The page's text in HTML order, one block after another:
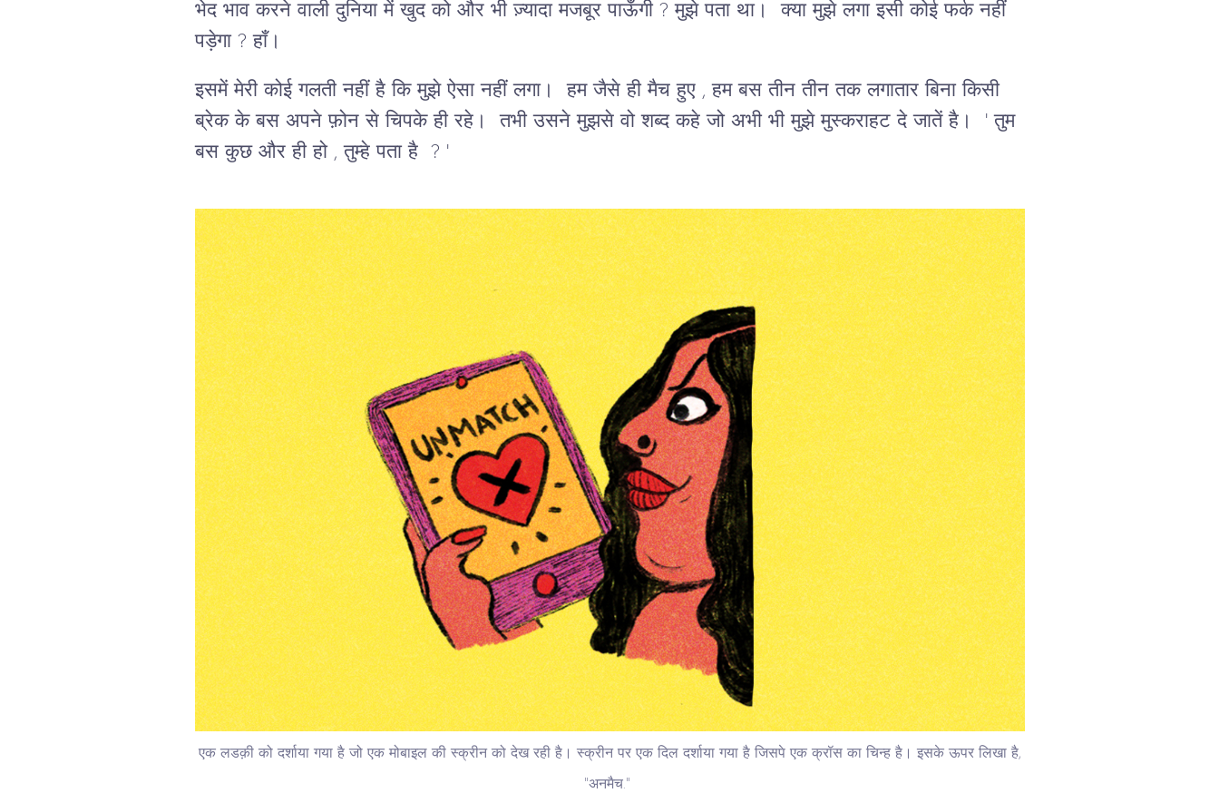
भेद भाव करने वाली दुनिया में खुद को और भी ज़्यादा मजबूर पाऊँगी ? मुझे पता था। क्या मुझे लगा इसी कोई फर्क नहीं
पड़ेगा ? हाँ।
इसमें मेरी कोई गलती नहीं है कि मुझे ऐसा नहीं लगा। हम जैसे ही मैच हुए , हम बस तीन तीन तक लगातार बिना किसी
ब्रेक के बस अपने फ़ोन से चिपके ही रहे। तभी उसने मुझसे वो शब्द कहे जो अभी भी मुझे मुस्कराहट दे जातें है। ' तुम
बस कुछ और ही हो , तुम्हे पता है ? '
एक लडक़ी को दर्शाया गया है जो एक मोबाइल की स्क्रीन को देख रही है। स्क्रीन पर एक दिल दर्शाया गया है जिसपे एक क्रॉस का चिन्ह है। इसके ऊपर लिखा है,
"अनमैच."